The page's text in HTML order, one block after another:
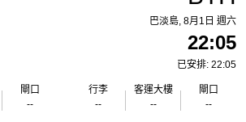
閘口
--
巴淡島, 8月1日 週六
22:05
已安排: 22:05
行李
--
客運大樓
--
閘口
--